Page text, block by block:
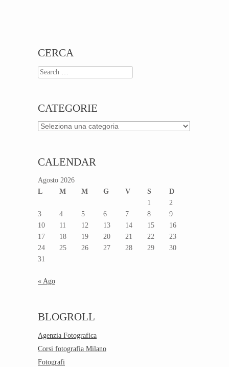
CERCA
Search
CATEGORIE
Categorie
CALENDAR
Agosto 2026
L
M M G V S
D
1
2
3
4 5 6 7 8
9
10
11 12 13 14 15
16
17
18 19 20 21 22
23
24
25 26 27 28 29
30
31
« Ago
BLOGROLL
Agenzia Fotografica
Corsi fotografia Milano
Fotografi